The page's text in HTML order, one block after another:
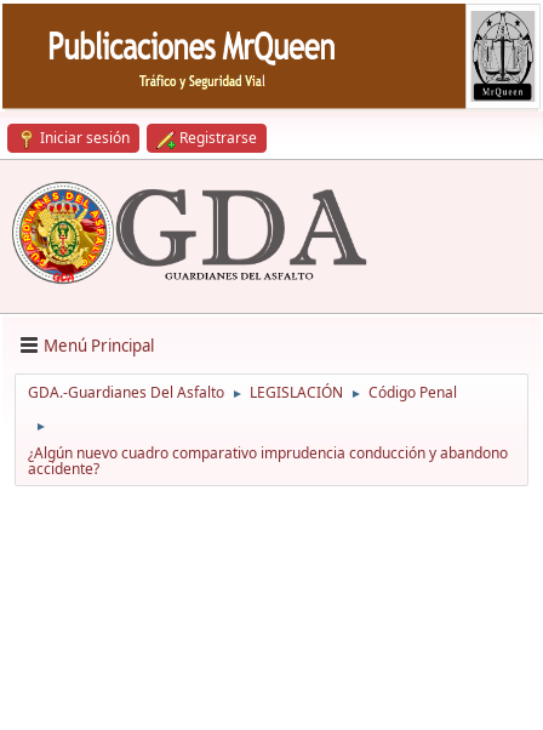
Iniciar sesión Registrarse
Menú Principal
GDA.-Guardianes Del Asfalto ► LEGISLACIÓN ► Código Penal
►
¿Algún nuevo cuadro comparativo imprudencia conducción y abandono
accidente?